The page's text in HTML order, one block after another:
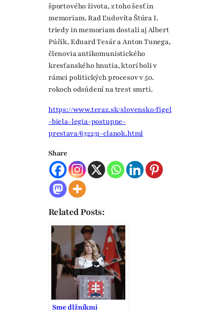
športového života, z toho šesť in
memoriam. Rad Ľudovíta Štúra I.
triedy in memoriam dostali aj Albert
Púčik, Eduard Tesár a Anton Tunega,
členovia antikomunistického
kresťanského hnutia, ktorí boli v
rámci politických procesov v 50.
rokoch odsúdení na trest smrti.
https://www.teraz.sk/slovensko/figel
-biela-legia-postupne-
prestava/632231-clanok.html
Share
Related Posts:
Sme dlžníkmi